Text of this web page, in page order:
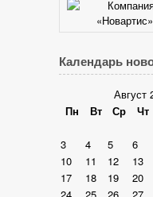
Календарь
Август
Пн
Вт Ср Чт
3
4 5 6
10
11 12 13
17
18 19 20